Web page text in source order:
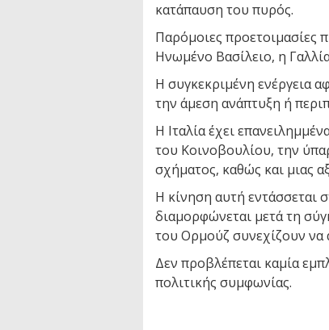
κατάπαυση του πυρός.
Παρόμοιες προετοιμασίες
Ηνωμένο Βασίλειο, η
Η συγκεκριμένη ενέργεια
την άμεση ανάπτυξη ή
Η Ιταλία έχει
του Κοινοβουλίου, την
σχήματος, καθώς και μιας
Η κίνηση αυτή εντάσσεται
διαμορφώνεται μετά τη
του Ορμούζ συνεχίζουν να
Δεν προβλέπεται καμία
πολιτικής συμφωνίας.